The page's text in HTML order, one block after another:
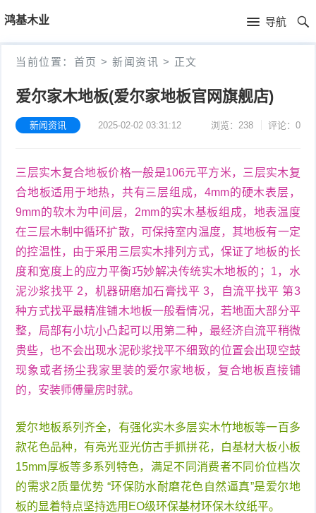
鸿基木业 导航
首
页
首
当前位置： 首页 > 新闻资讯 > 正文
爱尔家木地板(爱尔家地板官网旗舰店)
新闻资讯 2025-02-02 03:31:12 浏览：238 评论：0
三层实木复合地板价格一般是106元平方米，三层实木复
合地板适用于地热，共有三层组成，4mm的硬木表层，
9mm的软木为中间层，2mm的实木基板组成，地表温度
在三层木制中循环扩散，可保持室内温度，其地板有一定
的控温性，由于采用三层实木排列方式，保证了地板的长
度和宽度上的应力平衡巧妙解决传统实木地板的；1，水
泥沙浆找平 2，机器研磨加石膏找平 3，自流平找平 第3
种方式找平最精准铺木地板一般看情况，若地面大部分平
整，局部有小坑小凸起可以用第二种，最经济自流平稍微
贵些，也不会出现水泥砂浆找平不细致的位置会出现空鼓
现象或者扬尘我家里装的爱尔家地板，复合地板直接铺
的，安装师傅量房时就。
爱尔地板系列齐全，有强化实木多层实木竹地板等一百多
款花色品种，有亮光亚光仿古手抓拼花，白基材大板小板
15mm厚板等多系列特色，满足不同消费者不同价位档次
的需求2质量优势 “环保防水耐磨花色自然逼真”是爱尔地
板的显着特点坚持选用EO级环保基材环保木纹纸平。